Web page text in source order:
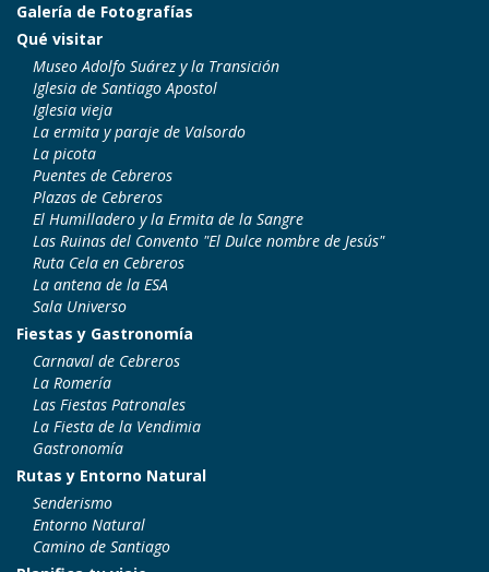
Galería de Fotografías
Qué visitar
Museo Adolfo Suárez y la Transición
Iglesia de Santiago Apostol
Iglesia vieja
La ermita y paraje de Valsordo
La picota
Puentes de Cebreros
Plazas de Cebreros
El Humilladero y la Ermita de la Sangre
Las Ruinas del Convento "El Dulce nombre de Jesús"
Ruta Cela en Cebreros
La antena de la ESA
Sala Universo
Fiestas y Gastronomía
Carnaval de Cebreros
La Romería
Las Fiestas Patronales
La Fiesta de la Vendimia
Gastronomía
Rutas y Entorno Natural
Senderismo
Entorno Natural
Camino de Santiago